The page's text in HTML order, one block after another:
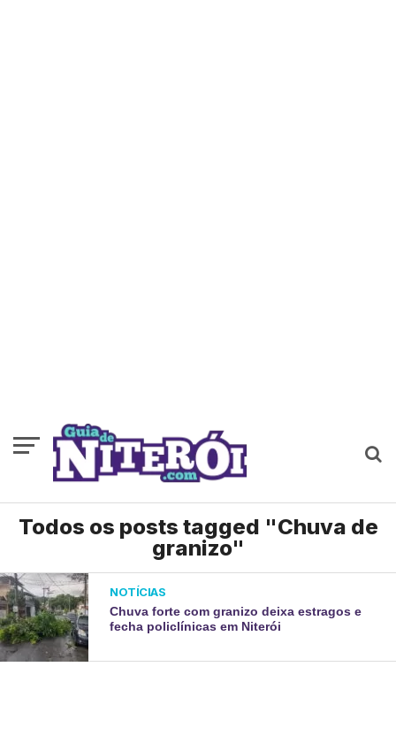
Todos os posts tagged "Chuva de
granizo"
NOTÍCIAS
Chuva forte com granizo deixa estragos e
fecha policlínicas em Niterói